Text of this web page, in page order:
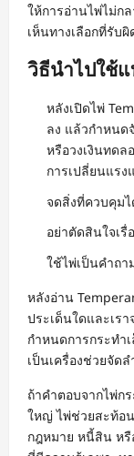
ให้การอ่านไพ่ไม่ก
เห็นทางเลือกที่รับ
วิธีนำไปใช้
หลังเปิดไพ่
ลง แล้วกำหนด
หรือวงเงินทดล
การเปลี่ยนแร
จดสิ่งที่ควบคุมไ
อย่าตัดสินใจเรื่
ใช้ไพ่เป็นคำถ
หลังอ่าน
ประเด็นใดและเร
กำหนดการกระทำ
เป็นเครื่องช่วยจัด
ถ้าคำตอบจากไพ่ก
ใหญ่ ไพ่ช่วยสะท้อ
กฎหมาย หนี้สิน ห